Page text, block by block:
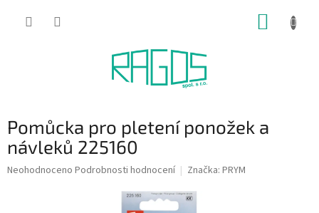
Pomůcka pro pletení ponožek a
návleků 225160
Průměrné
Neohodnoceno Podrobnosti hodnocení Značka: PRYM